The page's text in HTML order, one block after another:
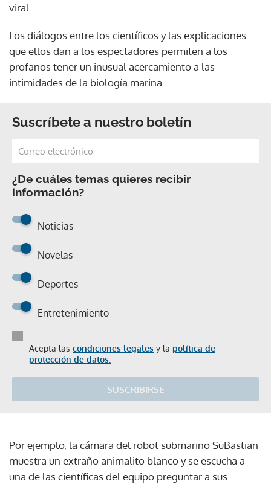
viral.
Los diálogos entre los científicos y las explicaciones
que ellos dan a los espectadores permiten a los
profanos tener un inusual acercamiento a las
intimidades de la biología marina.
Suscríbete a nuestro boletín
¿De cuáles temas quieres recibir
información?
Noticias
Novelas
Deportes
Entretenimiento
Acepta las condiciones legales y la política de
protección de datos.
SUSCRIBIRSE
Por ejemplo, la cámara del robot submarino SuBastian
muestra un extraño animalito blanco y se escucha a
una de las científicas del equipo preguntar a sus